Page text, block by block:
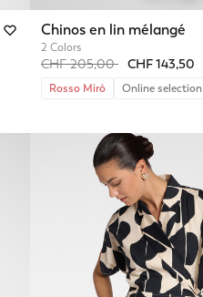
Chinos en lin mélangé
2 Colors
Price reduced from
CHF 205,00toCHF 143,50
Rosso Mirò Online selection